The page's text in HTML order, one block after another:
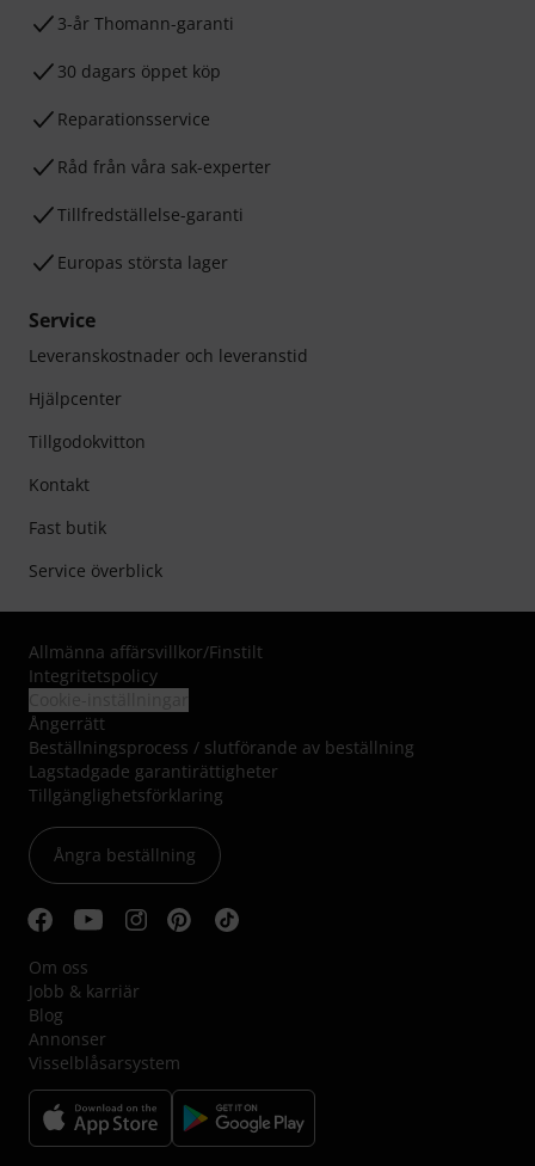
3-år Thomann-garanti
30 dagars öppet köp
Reparationsservice
Råd från våra sak-experter
Tillfredställelse-garanti
Europas största lager
Service
Leveranskostnader och leveranstid
Hjälpcenter
Tillgodokvitton
Kontakt
Fast butik
Service överblick
Allmänna affärsvillkor/Finstilt
Integritetspolicy
Ångerrätt
Beställningsprocess / slutförande av beställning
Lagstadgade garantirättigheter
Tillgänglighetsförklaring
Ångra beställning
Om oss
Jobb & karriär
Blog
Annonser
Visselblåsarsystem